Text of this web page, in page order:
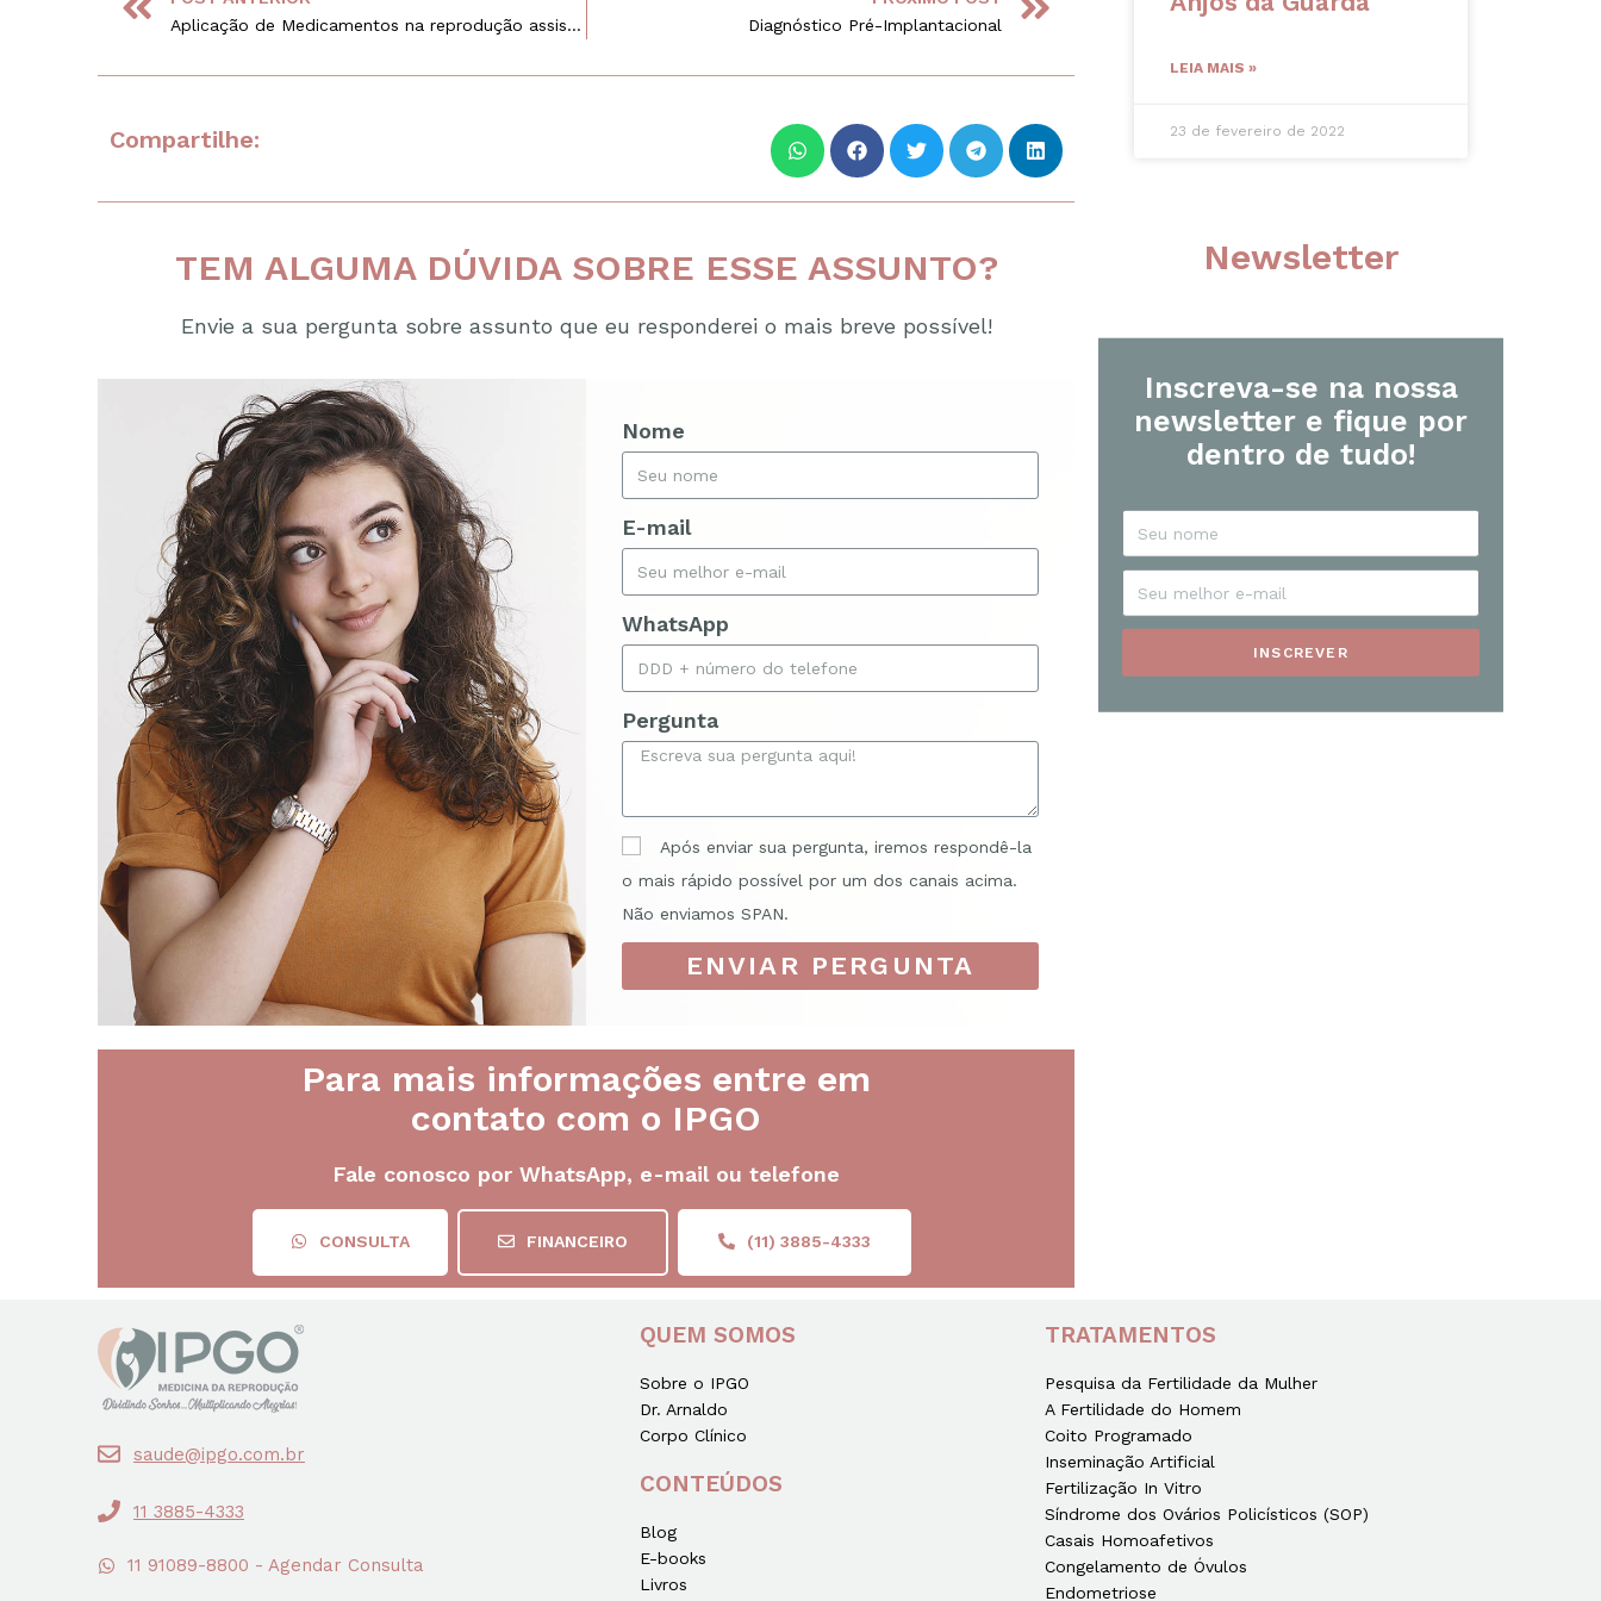
Aplicação de Medicamentos na reprodução assistida
Diagnóstico Pré-Implantacional
Compartilhe:
TEM ALGUMA DÚVIDA SOBRE ESSE ASSUNTO?
Envie a sua pergunta sobre assunto que eu responderei o mais breve possível!
Nome
E-mail
WhatsApp
Pergunta
Após enviar sua pergunta, iremos respondê-la
o mais rápido possível por um dos canais acima.
Não enviamos SPAN.
ENVIAR PERGUNTA
Para mais informações entre em
contato com o IPGO
Fale conosco por WhatsApp, e-mail ou telefone
CONSULTA FINANCEIRO (11) 3885-4333
LEIA MAIS »
23 de fevereiro de 2022
Newsletter
Inscreva-se na nossa
newsletter e fique por
dentro de tudo!
INSCREVER
saude@ipgo.com.br
11 3885-4333
11 91089-8800 - Agendar Consulta
QUEM SOMOS
Sobre o IPGO
Dr. Arnaldo
Corpo Clínico
CONTEÚDOS
Blog
E-books
Livros
TRATAMENTOS
Pesquisa da Fertilidade da Mulher
A Fertilidade do Homem
Coito Programado
Inseminação Artificial
Fertilização In Vitro
Síndrome dos Ovários Policísticos (SOP)
Casais Homoafetivos
Congelamento de Óvulos
Endometriose